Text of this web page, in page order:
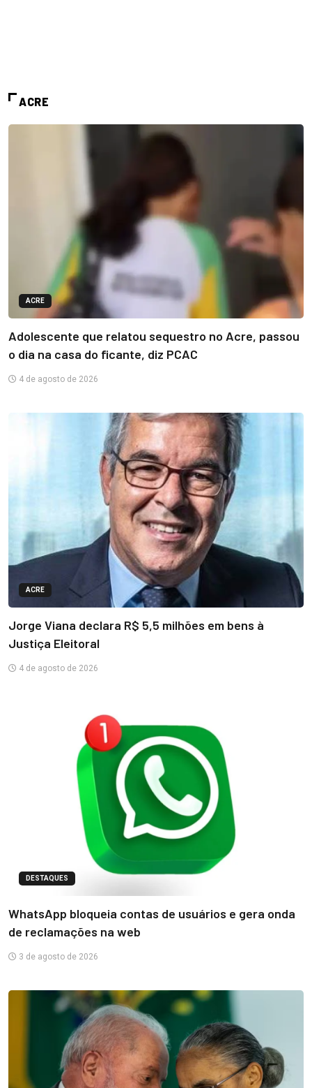
ACRE
ACRE
Adolescente que relatou sequestro no Acre, passou
o dia na casa do ficante, diz PCAC
4 de agosto de 2026
ACRE
Jorge Viana declara R$ 5,5 milhões em bens à
Justiça Eleitoral
4 de agosto de 2026
DESTAQUES
WhatsApp bloqueia contas de usuários e gera onda
de reclamações na web
3 de agosto de 2026